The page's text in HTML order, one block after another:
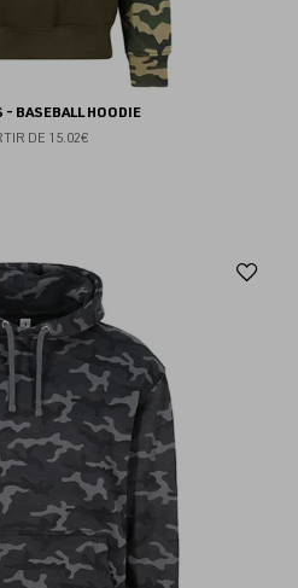
- BASEBALL HOODIE
DE 15.02€